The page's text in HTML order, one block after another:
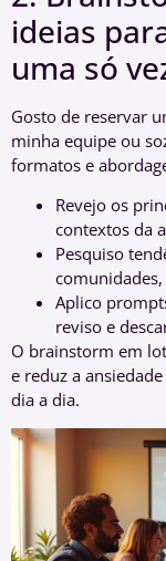
ideias
uma só
Gosto de reservar
minha equipe ou
formatos e
Revejo os
contextos da
Pesquiso
Aplico
reviso e
O brainstorm em
e reduz a
dia a dia.